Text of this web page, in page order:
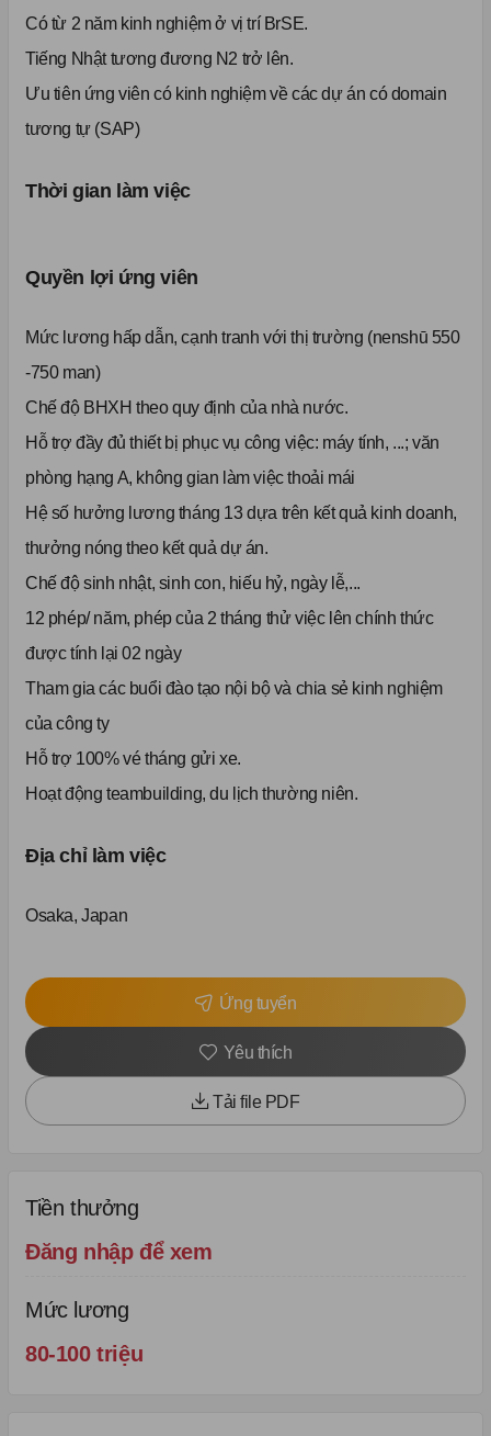
Có từ 2 năm kinh nghiệm ở vị trí BrSE.
Tiếng Nhật tương đương N2 trở lên.
Ưu tiên ứng viên có kinh nghiệm về các dự án có domain
tương tự (SAP)
Thời gian làm việc
Quyền lợi ứng viên
Mức lương hấp dẫn, cạnh tranh với thị trường (nenshū 550
-750 man)
Chế độ BHXH theo quy định của nhà nước.
Hỗ trợ đầy đủ thiết bị phục vụ công việc: máy tính, ...; văn
phòng hạng A, không gian làm việc thoải mái
Hệ số hưởng lương tháng 13 dựa trên kết quả kinh doanh,
thưởng nóng theo kết quả dự án.
Chế độ sinh nhật, sinh con, hiếu hỷ, ngày lễ,...
12 phép/ năm, phép của 2 tháng thử việc lên chính thức
được tính lại 02 ngày
Tham gia các buổi đào tạo nội bộ và chia sẻ kinh nghiệm
của công ty
Hỗ trợ 100% vé tháng gửi xe.
Hoạt động teambuilding, du lịch thường niên.
Địa chỉ làm việc
Osaka, Japan
Ứng tuyển
Yêu thích
Tải file PDF
Tiền thưởng
Đăng nhập để xem
Mức lương
80-100 triệu